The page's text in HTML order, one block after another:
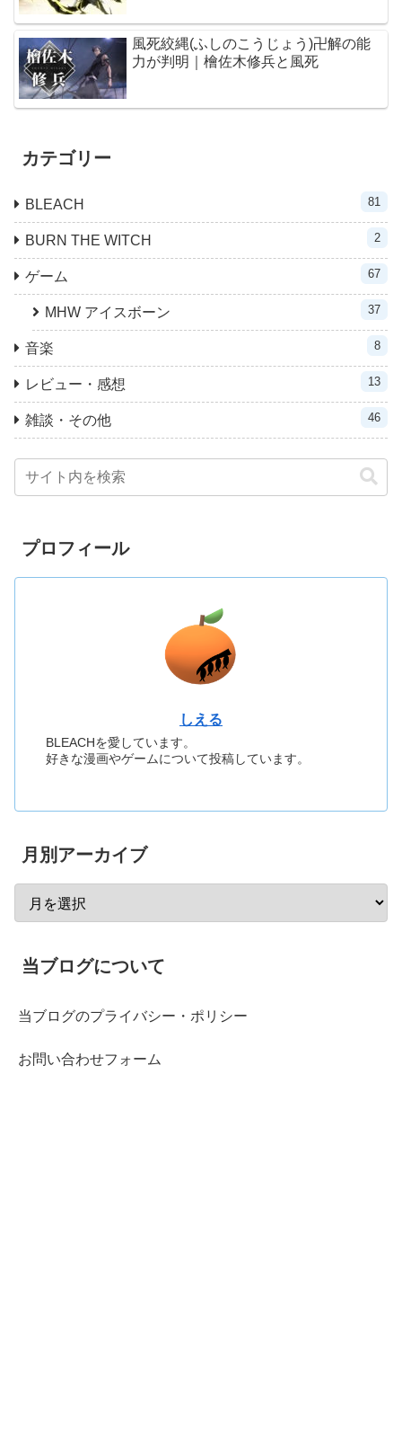
風死絞縄(ふしのこうじょう)卍解の能
力が判明｜檜佐木修兵と風死
カテゴリー
BLEACH 81
BURN THE WITCH 2
ゲーム 67
MHW アイスボーン 37
音楽 8
レビュー・感想 13
雑談・その他 46
プロフィール
しえる
BLEACHを愛しています。
好きな漫画やゲームについて投稿しています。
月別アーカイブ
当ブログについて
当ブログのプライバシー・ポリシー
お問い合わせフォーム